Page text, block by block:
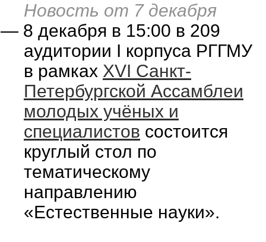
Новость от 7 декабря
— 8 декабря в 15:00 в 209
аудитории I корпуса РГГМУ
в рамках XVI Санкт-
Петербургской Ассамблеи
молодых учёных и
специалистов состоится
круглый стол по
тематическому
направлению
«Естественные науки».